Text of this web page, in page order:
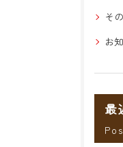
そ
お
最